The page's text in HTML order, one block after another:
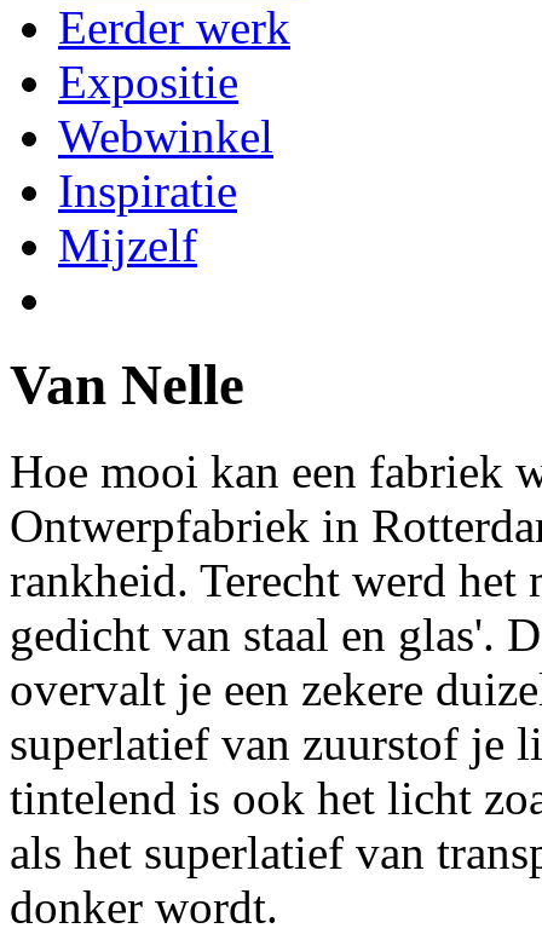
Eerder werk
Expositie
Webwinkel
Inspiratie
Mijzelf
Van Nelle
Hoe mooi kan een fabriek
Ontwerpfabriek in
rankheid. Terecht werd het
gedicht van staal en glas'.
overvalt je een zekere
superlatief van zuurstof je
tintelend is ook het licht
als het superlatief van
donker wordt.